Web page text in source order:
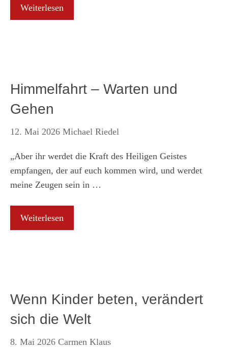
Weiterlesen
Himmelfahrt – Warten und
Gehen
12. Mai 2026 Michael Riedel
„Aber ihr werdet die Kraft des Heiligen Geistes
empfangen, der auf euch kommen wird, und werdet
meine Zeugen sein in …
Weiterlesen
Wenn Kinder beten, verändert
sich die Welt
8. Mai 2026 Carmen Klaus